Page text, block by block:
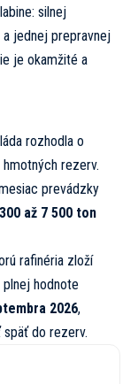
silnej
jednej prepravnej
je okamžité a
rozhodla o
rezerv.
prevádzky
až 7 500 ton
rafinéria zloží
plnej hodnote
2026,
do rezerv.